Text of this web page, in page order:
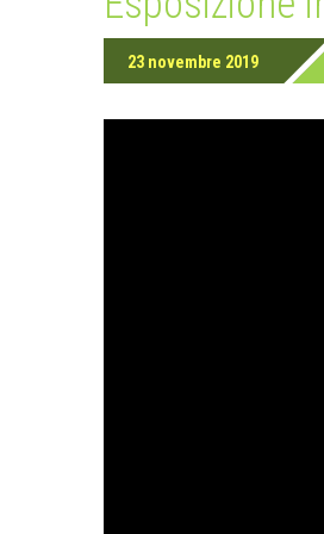
23 novembre 2019